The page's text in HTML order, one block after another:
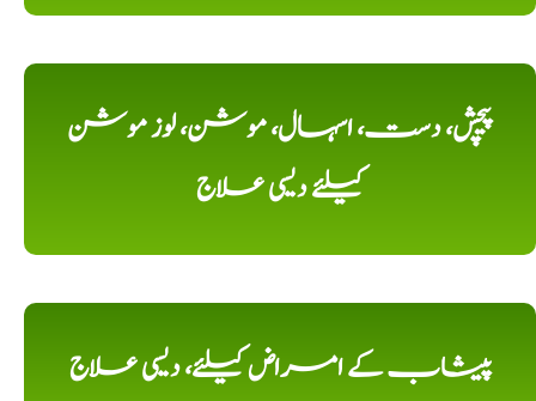
پیچش، دست، اسہال، موشن، لوز موشن
کیلئے دیسی علاج
پیشاب کے امراض کیلئے، دیسی علاج